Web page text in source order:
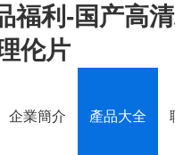
福利-国产高
伦片
企業簡介 產品大全